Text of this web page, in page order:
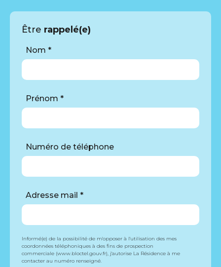
Être rappelé(e)
Nom *
Prénom *
Numéro de téléphone
Adresse mail *
Informé(e) de la possibilité de m'opposer à l'utilisation des mes
coordonnées téléphoniques à des fins de prospection
commerciale (www.bloctel.gouv.fr), j'autorise La Résidence à me
contacter au numéro renseigné.